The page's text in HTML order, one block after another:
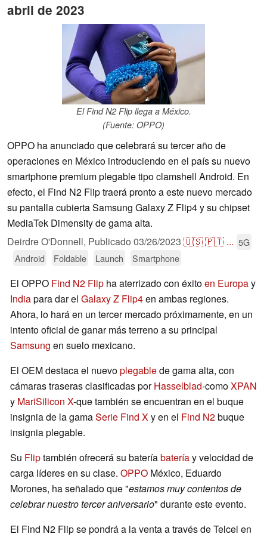
abril de 2023
El Find N2 Flip llega a México.
(Fuente: OPPO)
OPPO ha anunciado que celebrará su tercer año de
operaciones en México introduciendo en el país su nuevo
smartphone premium plegable tipo clamshell Android. En
efecto, el Find N2 Flip traerá pronto a este nuevo mercado
su pantalla cubierta Samsung Galaxy Z Flip4 y su chipset
MediaTek Dimensity de gama alta.
Deirdre O'Donnell, Publicado 03/26/2023 🇺🇸🇵🇹 ... 5G
Android
Foldable Launch Smartphone
El OPPO Find N2 Flip ha aterrizado con éxitoen Europay
Indiapara dar el Galaxy Z Flip4en ambas regiones.
Ahora, lo hará en un tercer mercado próximamente, en un
intento oficial de ganar más terreno a su principal
Samsung en suelo mexicano.
El OEM destaca el nuevoplegablede gama alta, con
cámaras traseras clasificadas porHasselblad-comoXPAN
y MariSilicon X-que también se encuentran en el buque
insignia de la gamaSerie Find Xy en el Find N2buque
insignia plegable.
Su Fliptambién ofrecerá su bateríabateríay velocidad de
carga líderes en su clase. OPPO México, Eduardo
Morones, ha señalado que "estamos muy contentos de
celebrar nuestro tercer aniversario" durante este evento.
El Find N2 Flip se pondrá a la venta a través de Telcel en